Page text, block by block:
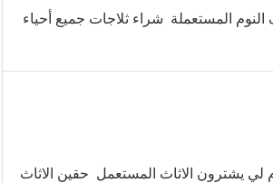
المستعملة شراء ثلاجات جميع أحياء
يشترون الاثاث المستعمل حقين الاثاث